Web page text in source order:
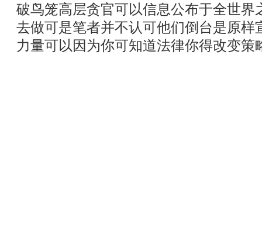
破鸟笼高层贪官可以信息公布于全世界
去做可是笔者并不认可他们倒台是原样
力量可以因为你可知道法律你得改变策